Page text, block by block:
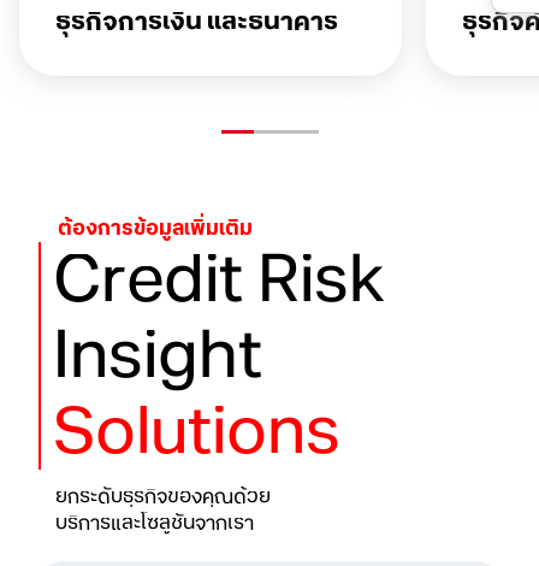
ธุรกิจการเงินและธนาคาร ธุรกิจ
ต้องการข้อมูลเพิ่มเติม
Credit Risk
Insight
Solutions
ยกระดับธุรกิจของคุณด้วย
บริการและโซลูชันจากเรา